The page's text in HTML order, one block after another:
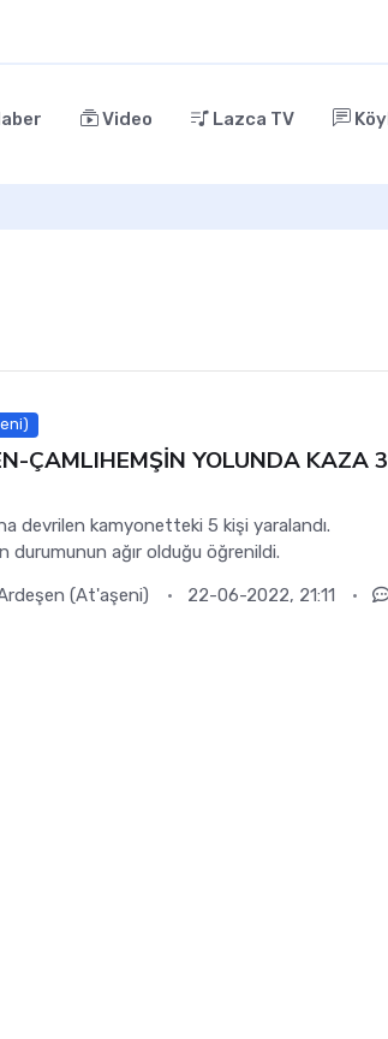
Video Lazca TV
ÇAMLIHEMŞİN YOLUNDA KAZA
devrilen kamyonetteki 5 kişi yaralandı.
durumunun ağır olduğu öğrenildi.
(At'aşeni) 22-06-2022, 21:11